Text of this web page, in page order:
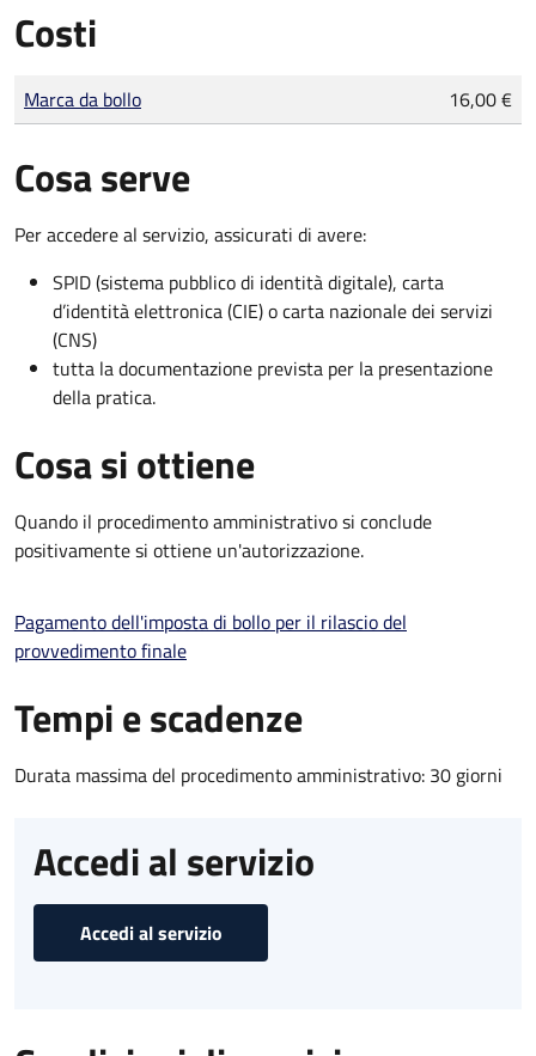
Costi
Tipo di pagamento
Importo
Marca da bollo 16,00 €
Cosa serve
Per accedere al servizio, assicurati di avere:
SPID (sistema pubblico di identità digitale), carta
d’identità elettronica (CIE) o carta nazionale dei servizi
(CNS)
tutta la documentazione prevista per la presentazione
della pratica.
Cosa si ottiene
Quando il procedimento amministrativo si conclude
positivamente si ottiene un'autorizzazione.
Pagamento dell'imposta di bollo per il rilascio del
provvedimento finale
Tempi e scadenze
Durata massima del procedimento amministrativo: 30 giorni
Accedi al servizio
Accedi al servizio